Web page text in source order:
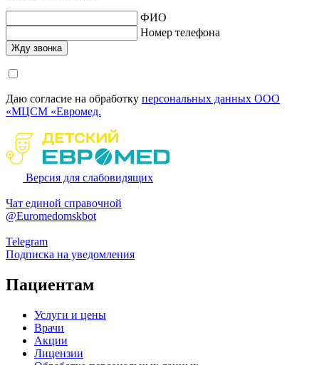
ФИО
Номер телефона
Даю согласие на обработку персональных данных ООО
«МЦСМ «Евромед.
Версия для слабовидящих
Чат единой справочной
@Euromedomskbot
Telegram
Подписка на уведомления
Пациентам
Услуги и цены
Врачи
Акции
Лицензии